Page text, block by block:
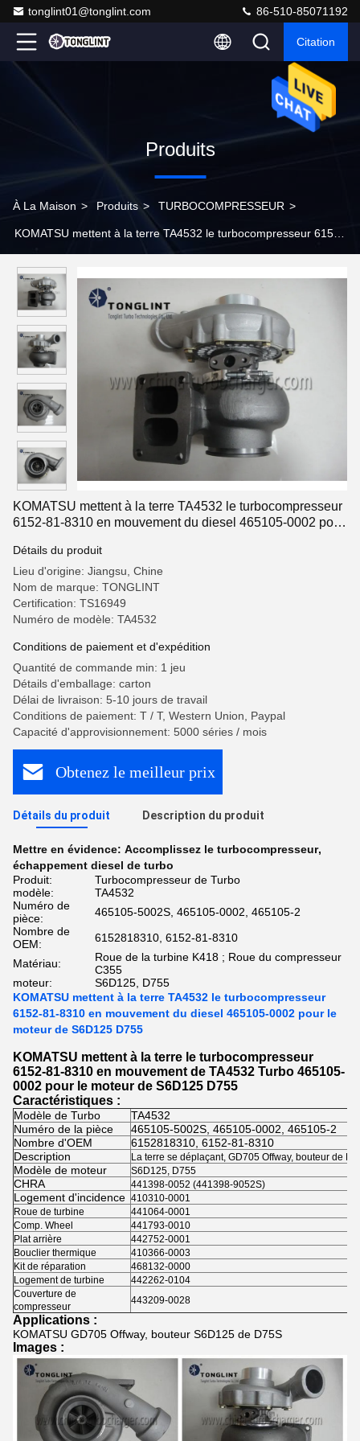
tonglint01@tonglint.com 86-510-85071192
Citation
Produits
À La Maison > Produits > TURBOCOMPRESSEUR >
KOMATSU mettent à la terre TA4532 le turbocompresseur 6152-
de S6D125 D755
KOMATSU mettent à la terre TA4532 le turbocompresseur
6152-81-8310 en mouvement du diesel 465105-0002 pour
Détails du produit
Lieu d'origine: Jiangsu, Chine
Nom de marque: TONGLINT
Certification: TS16949
Numéro de modèle: TA4532
Conditions de paiement et d'expédition
Quantité de commande min: 1 jeu
Détails d'emballage: carton
Délai de livraison: 5-10 jours de travail
Conditions de paiement: T / T, Western Union, Paypal
Capacité d'approvisionnement: 5000 séries / mois
Obtenez le meilleur prix
Détails du produit Description du produit
Mettre en évidence: Accomplissez le turbocompresseur,
échappement diesel de turbo
Produit:
Turbocompresseur de Turbo
modèle:
TA4532
Numéro de
pièce:
465105-5002S, 465105-0002, 465105-2
Nombre de
OEM:
6152818310, 6152-81-8310
Matériau:
Roue de la turbine K418 ; Roue du compresseur
C355
moteur:
S6D125, D755
KOMATSU mettent à la terre TA4532 le turbocompresseur
6152-81-8310 en mouvement du diesel 465105-0002 pour le
moteur de S6D125 D755
KOMATSU mettent à la terre le turbocompresseur
6152-81-8310 en mouvement de TA4532 Turbo 465105-
0002 pour le moteur de S6D125 D755
Caractéristiques :
Modèle de Turbo
TA4532
Numéro de la pièce
465105-5002S, 465105-0002, 465105-2
Nombre d'OEM
6152818310, 6152-81-8310
Description
La terre se déplaçant, GD705 Offway, bouteur de
Modèle de moteur S6D125, D755
CHRA 441398-0052 (441398-9052S)
Logement d'incidence 410310-0001
Roue de turbine
441064-0001
Comp. Wheel
441793-0010
Plat arrière
442752-0001
Bouclier thermique
410366-0003
Kit de réparation
468132-0000
Logement de turbine
442262-0104
Couverture de
compresseur
443209-0028
Applications :
KOMATSU GD705 Offway, bouteur S6D125 de D75S
Images :